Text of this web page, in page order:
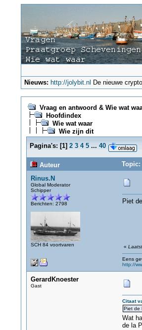
Nieuws: http://jolybit.nl De nieuwe
Vraag en antwoord & Wie wat
Hoofdindex
Wie wat waar
Wie zijn dit
Pagina's: [1] 2 3 4 5 ... 40
Auteur
Topic:
Rinus.N
Global Moderator
Schipper
Berichten: 2798
SCH 84 voortvaren
Piet
«
Eens
http://
GerardKnoester
Gast
Citaat
Piet de
Wat
de la